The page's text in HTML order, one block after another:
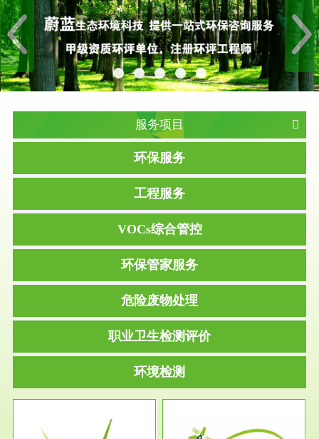
服务项目
环保服务
工程服务
VOCs综合管控
环保管家服务
危险废物处理
职业卫生检测评价
环境检测